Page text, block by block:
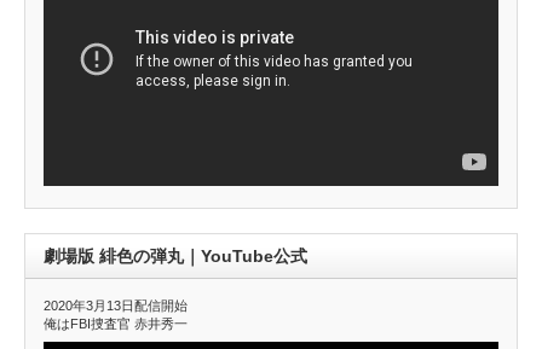
劇場版 緋色の弾丸｜YouTube公式
2020年3月13日配信開始
俺はFBI捜査官 赤井秀一